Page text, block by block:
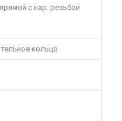
с нар. резьбой
кольцо